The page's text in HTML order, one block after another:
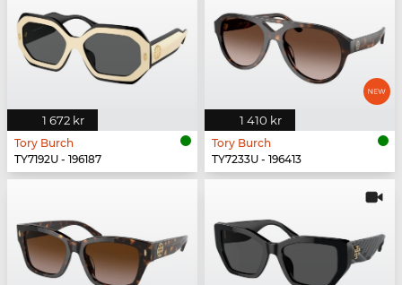
1 672 kr
Tory Burch
TY7192U - 196187
1 410 kr
Tory Burch
TY7233U - 196413